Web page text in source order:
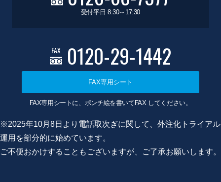
受付平日 8:30～17:30
FAX 0120-29-1442
FAX専用シート
FAX専用シートに、ポンチ絵を書いてFAX してください。
※2025年10月8日より電話取次ぎに関して、外注化トライアル
運用を部分的に始めています。
ご不便おかけすることもございますが、ご了承お願いします。